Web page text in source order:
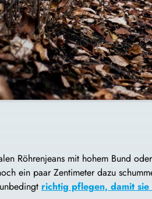
Röhrenjeans mit hohem Bund
ein paar Zentimeter dazu
richtig pflegen, damit